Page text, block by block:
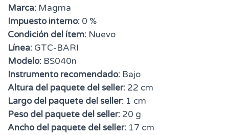
Marca: Magma
Impuesto interno: 0 %
Condición del ítem: Nuevo
Línea: GTC-BARI
Modelo: BS040n
Instrumento recomendado: Bajo
Altura del paquete del seller: 22 cm
Largo del paquete del seller: 1 cm
Peso del paquete del seller: 20 g
Ancho del paquete del seller: 17 cm